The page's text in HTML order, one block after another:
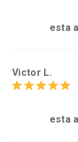
esta
Victor L.
esta